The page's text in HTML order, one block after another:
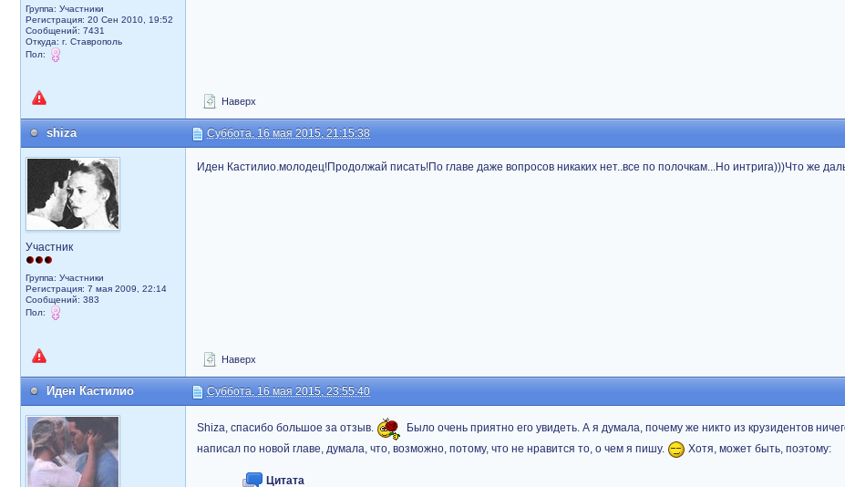
Группа: Участники
Регистрация: 20 Сен 2010, 19:52
Сообщений: 7431
Откуда: г. Ставрополь
Пол:
Наверх
shiza Суббота, 16 мая 2015, 21:15:38
Участник
Группа: Участники
Регистрация: 7 мая 2009, 22:14
Сообщений: 383
Пол:
Иден Кастилио.молодец!Продолжай писать!По главе даже вопросов никаких нет..все по полочкам...Но интрига)))Что же
Наверх
Иден Кастилио Суббота, 16 мая 2015, 23:55:40
Shiza, спасибо большое за отзыв.
Было очень приятно его увидеть. А я думала, почему же никто из крузидентов
написал по новой главе, думала, что, возможно, потому, что не нравится то, о чем я пишу.
Хотя, может быть, поэтому:
Цитата